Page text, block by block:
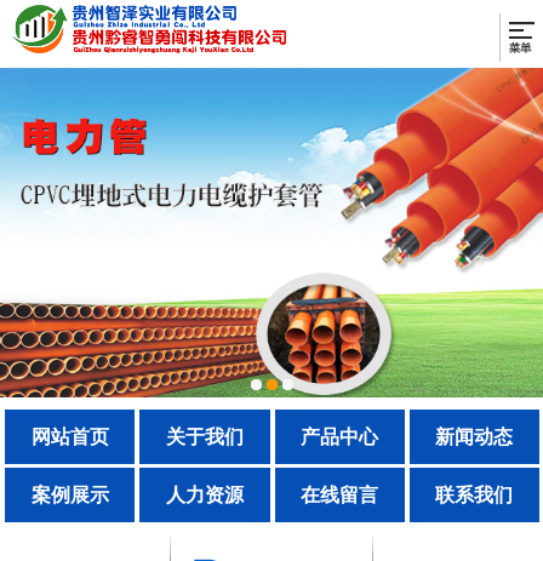
网站首页 关于我们 产品中心 新闻动态
案例展示 人力资源 在线留言 联系我们